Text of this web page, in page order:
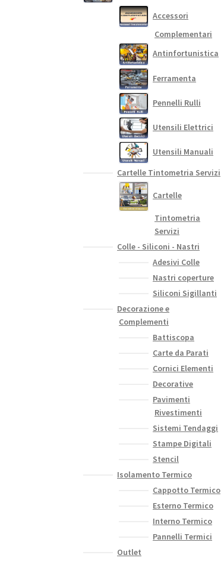
Accessori
Complementari
Antinfortunistica
Ferramenta
Pennelli Rulli
Utensili Elettrici
Utensili Manuali
Cartelle Tintometria Servizi
Cartelle
Tintometria
Servizi
Colle - Siliconi - Nastri
Adesivi Colle
Nastri coperture
Siliconi Sigillanti
Decorazione e
Complementi
Battiscopa
Carte da Parati
Cornici Elementi
Decorative
Pavimenti
Rivestimenti
Sistemi Tendaggi
Stampe Digitali
Stencil
Isolamento Termico
Cappotto Termico
Esterno Termico
Interno Termico
Pannelli Termici
Outlet